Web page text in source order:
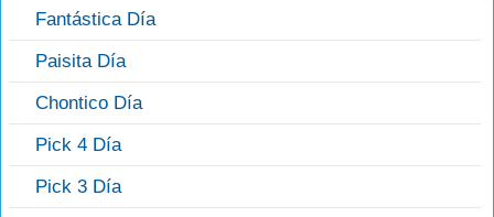
Fantástica Día
Paisita Día
Chontico Día
Pick 4 Día
Pick 3 Día